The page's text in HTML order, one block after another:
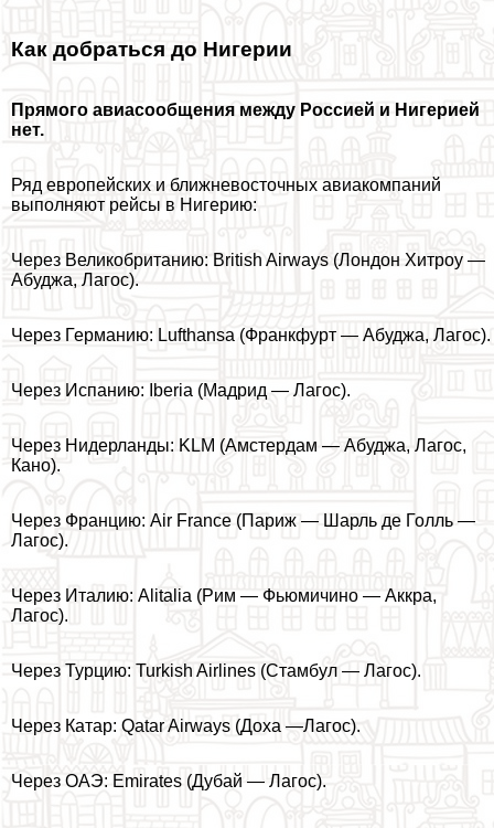
Как добраться до Нигерии
Прямого авиасообщения между Россией и Нигерией
нет.
Ряд европейских и ближневосточных авиакомпаний
выполняют рейсы в Нигерию:
Через Великобританию: British Airways (Лондон Хитроу —
Абуджа, Лагос).
Через Германию: Lufthansa (Франкфурт — Абуджа, Лагос).
Через Испанию: Iberia (Мадрид — Лагос).
Через Нидерланды: KLM (Амстердам — Абуджа, Лагос,
Кано).
Через Францию: Air France (Париж — Шарль де Голль —
Лагос).
Через Италию: Alitalia (Рим — Фьюмичино — Аккра,
Лагос).
Через Турцию: Turkish Airlines (Стамбул — Лагос).
Через Катар: Qatar Airways (Доха —Лагос).
Через ОАЭ: Emirates (Дубай — Лагос).